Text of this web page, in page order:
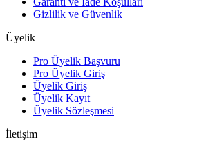
Gizlilik ve Güvenlik
Üyelik
Pro Üyelik Başvuru
Pro Üyelik Giriş
Üyelik Giriş
Üyelik Kayıt
Üyelik Sözleşmesi
İletişim